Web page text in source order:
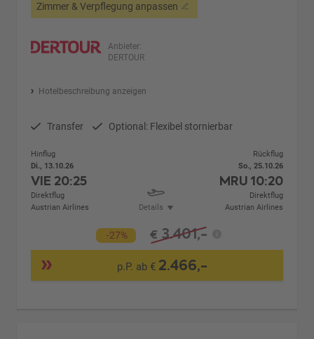
Zimmer & Verpflegung anpassen
Anbieter:
DERTOUR
Hotelbeschreibung anzeigen
Transfer Optional: Flexibel stornierbar
Hinflug
Di., 13.10.26
VIE 20:25
Direktflug
Austrian Airlines
Details
Rückflug
So., 25.10.26
MRU 10:20
Direktflug
Austrian Airlines
-27% € 3.401,-
p.P. ab € 2.466,-